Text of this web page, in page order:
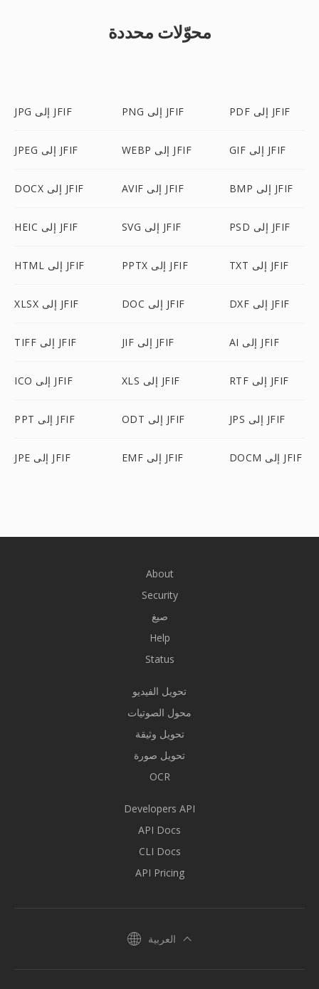
محوّلات محددة
JPG إلى JFIF PNG إلى JFIF PDF إلى JFIF
JPEG إلى JFIF WEBP إلى JFIF GIF إلى JFIF
DOCX إلى JFIF AVIF إلى JFIF BMP إلى JFIF
HEIC إلى JFIF SVG إلى JFIF PSD إلى JFIF
HTML إلى JFIF PPTX إلى JFIF TXT إلى JFIF
XLSX إلى JFIF DOC إلى JFIF DXF إلى JFIF
TIFF إلى JFIF JIF إلى JFIF AI إلى JFIF
ICO إلى JFIF XLS إلى JFIF RTF إلى JFIF
PPT إلى JFIF ODT إلى JFIF JPS إلى JFIF
JPE إلى JFIF EMF إلى JFIF DOCM إلى JFIF
About
Security
صيغ
Help
Status
تحويل الفيديو
محول الصوتيات
تحويل وثيقة
تحويل صورة
OCR
Developers API
API Docs
CLI Docs
API Pricing
العربية